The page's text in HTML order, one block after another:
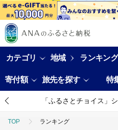
カテゴリ 地域 ランキング
寄付額 旅先を探す 特
「ふるさとチョイス」
TOP ランキング